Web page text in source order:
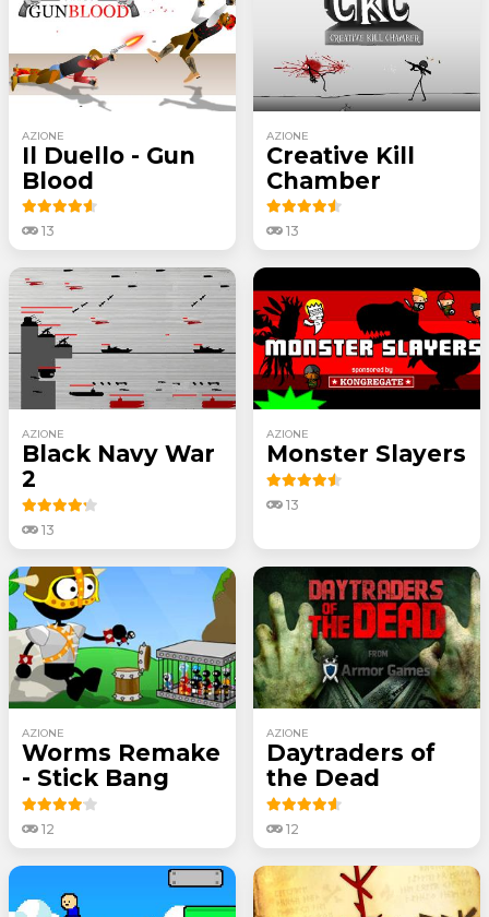
AZIONE
Il Duello - Gun
Blood
13
AZIONE
Creative Kill
Chamber
13
AZIONE
Black Navy War
2
13
AZIONE
Monster Slayers
13
AZIONE
Worms Remake
- Stick Bang
12
AZIONE
Daytraders of
the Dead
12